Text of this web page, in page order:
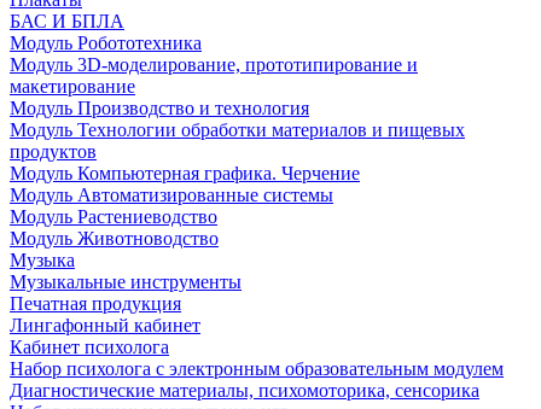
БАС И БПЛА
Модуль Робототехника
Модуль 3D-моделирование, прототипирование и
макетирование
Модуль Производство и технология
Модуль Технологии обработки материалов и пищевых
продуктов
Модуль Компьютерная графика. Черчение
Модуль Автоматизированные системы
Модуль Растениеводство
Модуль Животноводство
Музыка
Музыкальные инструменты
Печатная продукция
Лингафонный кабинет
Кабинет психолога
Набор психолога с электронным образовательным модулем
Диагностические материалы, психомоторика, сенсорика